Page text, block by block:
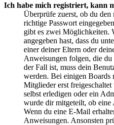
Ich habe mich registriert, kann
Überprüfe zuerst, ob du
richtige Passwort
gibt es zwei Möglichkeiten.
angegeben hast, dass du
einer deiner Eltern oder
Anweisungen folgen, die du
der Fall ist, muss dein
werden. Bei einigen Boards
Mitglieder erst
selbst erledigen oder ein
wurde dir mitgeteilt, ob
Wenn du eine E-Mail
Anweisungen. Ansonsten